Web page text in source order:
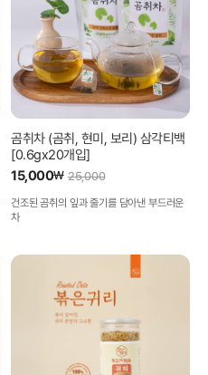
곰취차 (곰취, 현미, 보리) 삼각티백
[0.6gx20개입]
15,000₩ 25,000
건조된 곰취의 잎과 줄기를 담아낸 부드러운
차